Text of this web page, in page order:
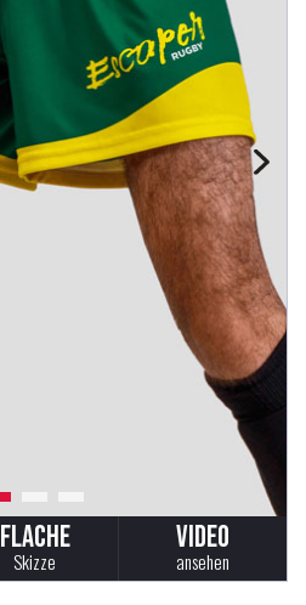
FLACHE
Skizze
VIDEO
ansehen